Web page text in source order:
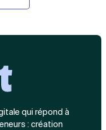
qui répond à
: création